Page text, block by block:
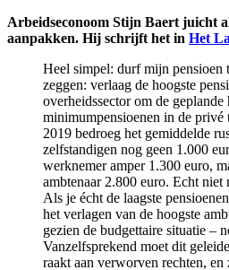
Arbeidseconoom Stijn Baert juicht
aanpakken. Hij schrijft het in Het
Heel simpel: durf mijn pensioen
zeggen: verlaag de hoogste
overheidssector om de geplande
minimumpensioenen in de privé
2019 bedroeg het gemiddelde
zelfstandigen nog geen 1.000
werknemer amper 1.300 euro,
ambtenaar 2.800 euro. Echt niet
Als je écht de laagste
het verlagen van de hoogste
gezien de budgettaire situatie –
Vanzelfsprekend moet dit
raakt aan verworven rechten, en